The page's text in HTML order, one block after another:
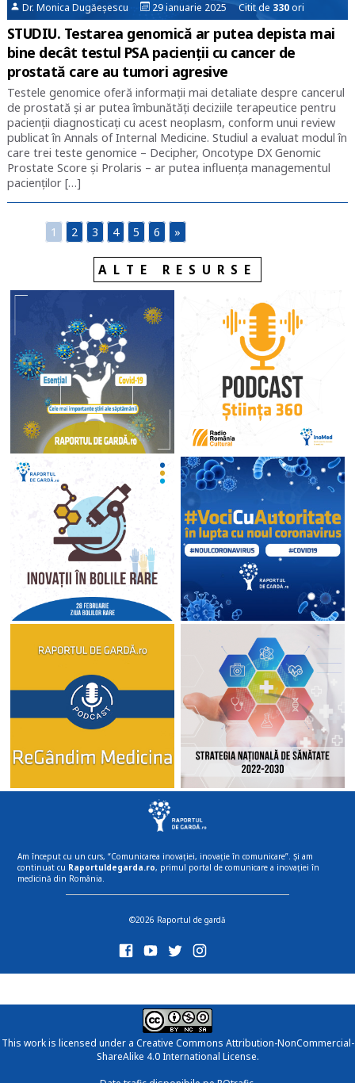
Dr. Monica Dugăeșescu 29 ianuarie 2025 Citit de 330ori
STUDIU. Testarea genomică ar putea depista mai
bine decât testul PSA pacienţii cu cancer de
prostată care au tumori agresive
Testele genomice oferă informaţii mai detaliate despre cancerul
de prostată şi ar putea îmbunătăţi deciziile terapeutice pentru
pacienţii diagnosticaţi cu acest neoplasm, conform unui review
publicat în Annals of Internal Medicine. Studiul a evaluat modul în
care trei teste genomice – Decipher, Oncotype DX Genomic
Prostate Score şi Prolaris – ar putea influenţa managementul
pacienţilor […]
1 2 3 4 5 6 »
ALTE RESURSE
Am început cu un curs, “Comunicarea inovației, inovație în comunicare”. Și am
continuat cu Raportuldegarda.ro, primul portal de comunicare a inovației în
medicină din România.
©2026 Raportul de gardă
This work is licensed under a Creative Commons Attribution-NonCommercial-
ShareAlike 4.0 International License.